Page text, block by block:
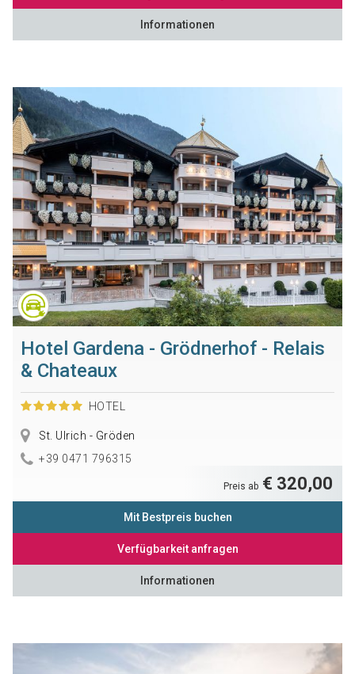
Informationen
Hotel Gardena - Grödnerhof - Relais
& Chateaux
HOTEL
St. Ulrich - Gröden
+39 0471 796315
Preis ab € 320,00
Mit Bestpreis buchen
Verfügbarkeit anfragen
Informationen